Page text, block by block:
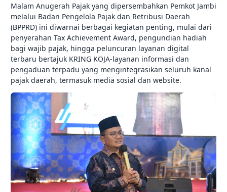
Malam Anugerah Pajak yang dipersembahkan Pemkot Jambi
melalui Badan Pengelola Pajak dan Retribusi Daerah
(BPPRD) ini diwarnai berbagai kegiatan penting, mulai dari
penyerahan Tax Achievement Award, pengundian hadiah
bagi wajib pajak, hingga peluncuran layanan digital
terbaru bertajuk KRING KOJA-layanan informasi dan
pengaduan terpadu yang mengintegrasikan seluruh kanal
pajak daerah, termasuk media sosial dan website.